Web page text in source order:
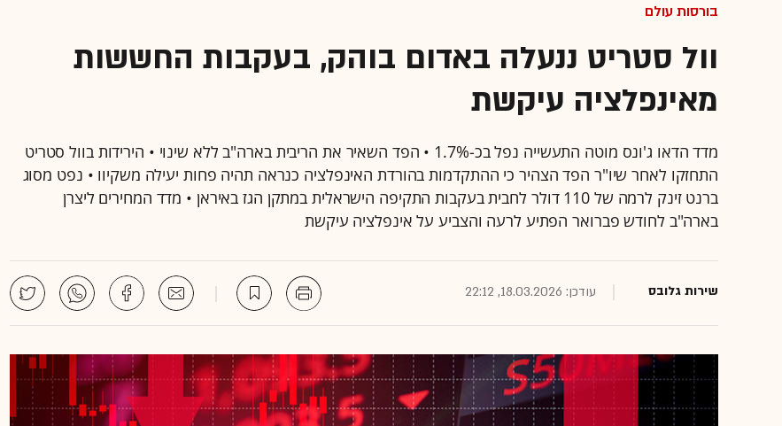
בורסות עולם
וול סטריט ננעלה באדום בוהק, בעקבות החששות
מאינפלציה עיקשת
מדד הדאו ג'ונס מוטה התעשייה נפל בכ-1.7% • הפד השאיר את הריבית בארה"ב ללא שינוי • הירידות בוול סטריט
התחזקו לאחר שיו"ר הפד הצהיר כי ההתקדמות בהורדת האינפלציה כנראה תהיה פחות יעילה משקיוו • נפט מסוג
ברנט זינק לרמה של 110 דולר לחבית בעקבות התקיפה הישראלית במתקן הגז באיראן • מדד המחירים ליצרן
בארה"ב לחודש פברואר הפתיע לרעה והצביע על אינפלציה עיקשת
שירות גלובס עודכן: 18.03.2026, 22:12